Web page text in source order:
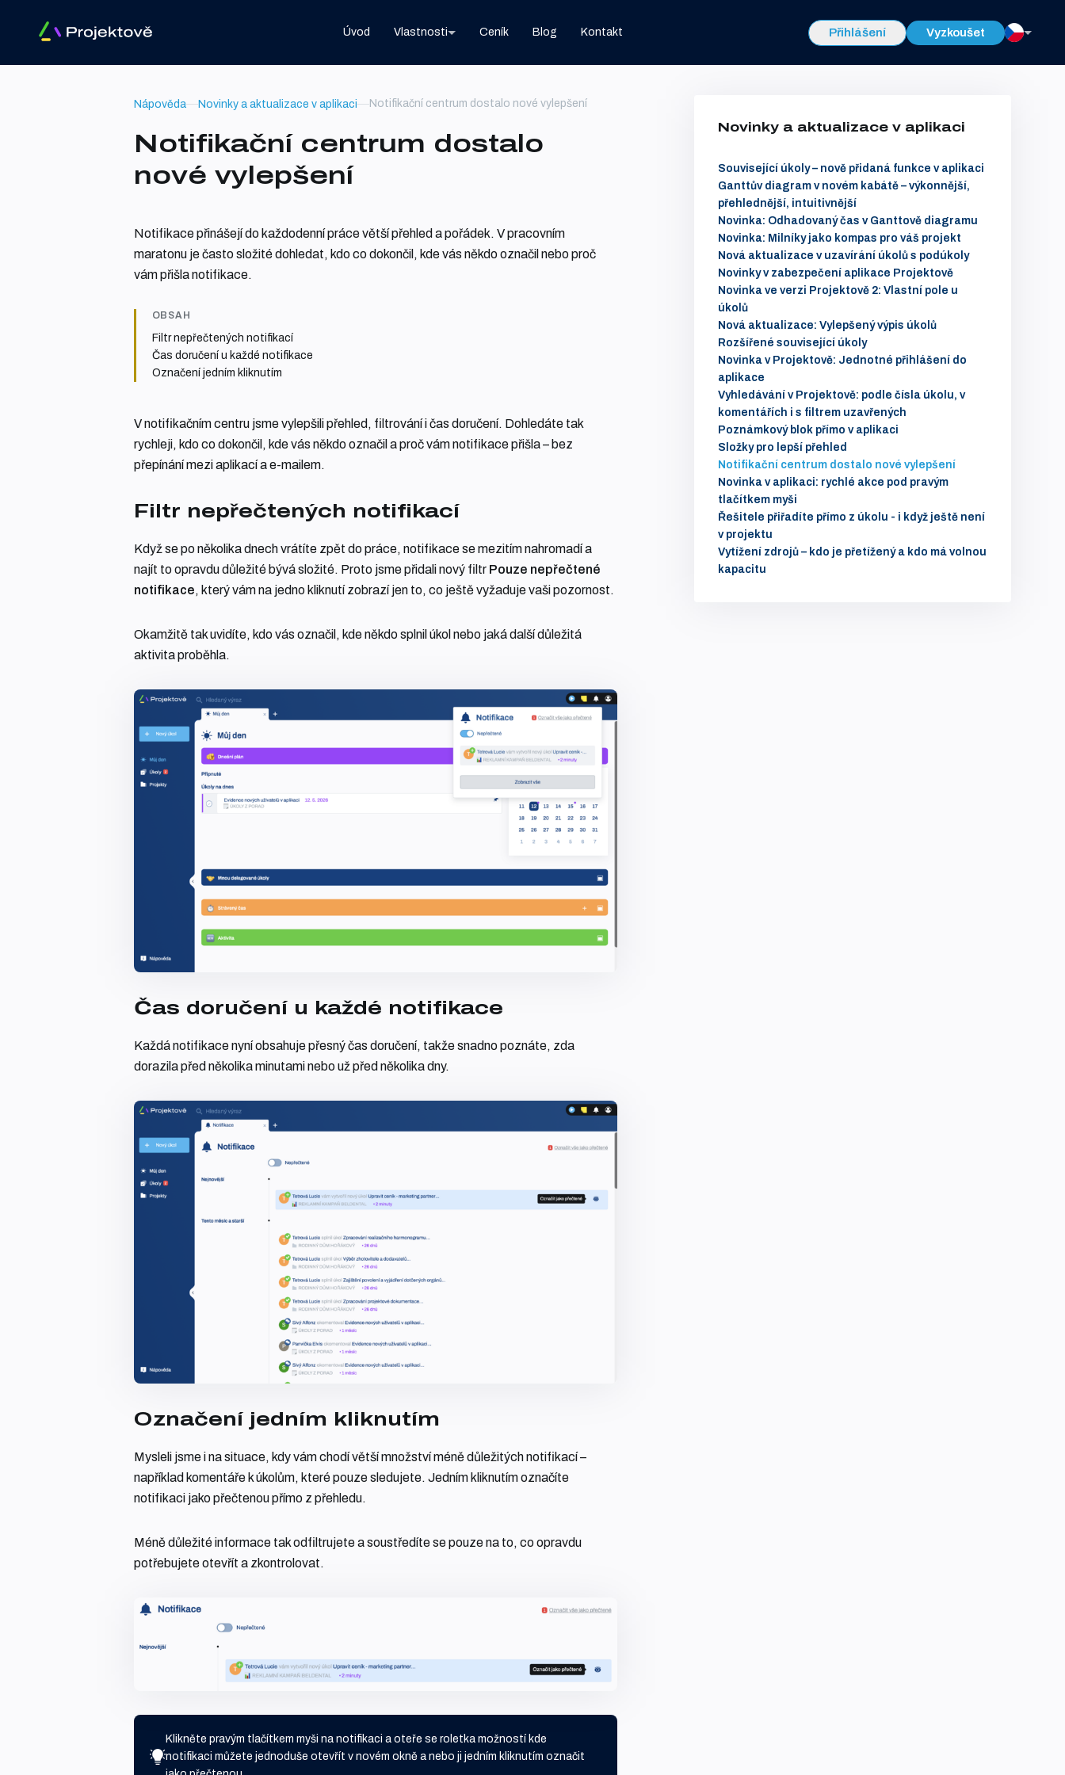
Úvod Vlastnosti Ceník Blog Kontakt Přihlášení Vyzkoušet
Nápověda Novinky a aktualizace v aplikaci Notifikační centrum dostalo nové vylepšení
Notifikační centrum dostalo
nové vylepšení
Notifikace přinášejí do každodenní práce větší přehled a pořádek. V pracovním
maratonu je často složité dohledat, kdo co dokončil, kde vás někdo označil nebo proč
vám přišla notifikace.
OBSAH
Filtr nepřečtených notifikací
Čas doručení u každé notifikace
Označení jedním kliknutím
V notifikačním centru jsme vylepšili přehled, filtrování i čas doručení. Dohledáte tak
rychleji, kdo co dokončil, kde vás někdo označil a proč vám notifikace přišla – bez
přepínání mezi aplikací a e-mailem.
Filtr nepřečtených notifikací
Když se po několika dnech vrátíte zpět do práce, notifikace se mezitím nahromadí a
najít to opravdu důležité bývá složité. Proto jsme přidali nový filtr Pouze nepřečtené
notifikace, který vám na jedno kliknutí zobrazí jen to, co ještě vyžaduje vaši pozornost.
Okamžitě tak uvidíte, kdo vás označil, kde někdo splnil úkol nebo jaká další důležitá
aktivita proběhla.
Čas doručení u každé notifikace
Každá notifikace nyní obsahuje přesný čas doručení, takže snadno poznáte, zda
dorazila před několika minutami nebo už před několika dny.
Označení jedním kliknutím
Mysleli jsme i na situace, kdy vám chodí větší množství méně důležitých notifikací –
například komentáře k úkolům, které pouze sledujete. Jedním kliknutím označíte
notifikaci jako přečtenou přímo z přehledu.
Méně důležité informace tak odfiltrujete a soustředíte se pouze na to, co opravdu
potřebujete otevřít a zkontrolovat.
Klikněte pravým tlačítkem myši na notifikaci a oteře se roletka možností kde
notifikaci můžete jednoduše otevřít v novém okně a nebo ji jedním kliknutím označit
Novinky a aktualizace v aplikaci
Související úkoly – nově přidaná funkce v aplikaci
Ganttův diagram v novém kabátě – výkonnější,
přehlednější, intuitivnější
Novinka: Odhadovaný čas v Ganttově diagramu
Novinka: Milníky jako kompas pro váš projekt
Nová aktualizace v uzavírání úkolů s podúkoly
Novinky v zabezpečení aplikace Projektově
Novinka ve verzi Projektově 2: Vlastní pole u
úkolů
Nová aktualizace: Vylepšený výpis úkolů
Rozšířené související úkoly
Novinka v Projektově: Jednotné přihlášení do
aplikace
Vyhledávání v Projektově: podle čísla úkolu, v
komentářích i s filtrem uzavřených
Poznámkový blok přímo v aplikaci
Složky pro lepší přehled
Notifikační centrum dostalo nové vylepšení
Novinka v aplikaci: rychlé akce pod pravým
tlačítkem myši
Řešitele přiřadíte přímo z úkolu - i když ještě není
v projektu
Vytížení zdrojů – kdo je přetížený a kdo má volnou
kapacitu